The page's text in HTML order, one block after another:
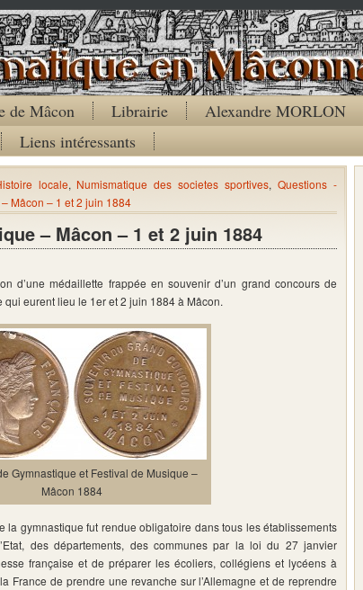
de Mâcon Librairie
Alexandre MORLON
Liens intéressants
locale, Numismatique des societes sportives,Questions -
Mâcon – 1 et 2 juin 1884
– Mâcon – 1 et 2 juin 1884
d’une médaillette frappée en souvenir d’un grand concours de
eurent lieu le 1er et 2 juin 1884 à Mâcon.
Gymnastique et Festival de Musique –
Mâcon 1884
la gymnastique fut rendue obligatoire dans tous les établissements
des départements, des communes par la loi du 27 janvier
française et de préparer les écoliers, collégiens et lycéens à
France de prendre une revanche sur l’Allemagne et de reprendre